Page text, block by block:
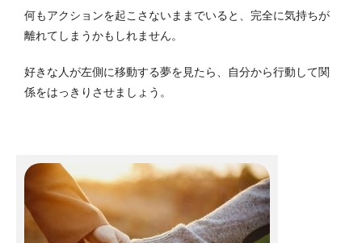
何もアクションを起こさないままでいると、完全に気持ちが
離れてしまうかもしれません。
好きな人が左側に移動する夢を見たら、自分から行動して関
係をはっきりさせましょう。